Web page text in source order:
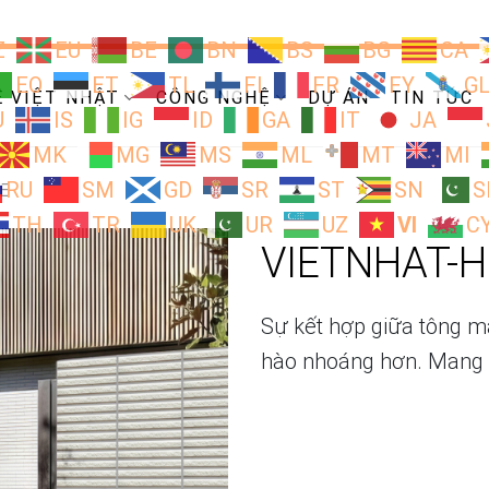
EU BE BN BS BG
CA
EO ET TL FI FR FY
IS IG ID GA IT JA
MK MG MS ML MT
MI
RU SM GD SR ST SN
TH TR UK UR UZ VI
VIỆT NHẬT CÔNG NGHỆ DỰ ÁN TIN TỨC
VIETNHAT-
Sự kết hợp giữa tông
hào nhoáng hơn.